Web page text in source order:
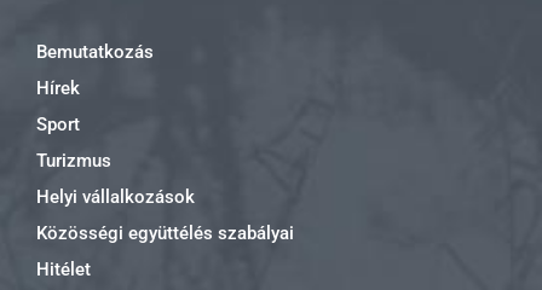
Bemutatkozás
Hírek
Sport
Turizmus
Helyi vállalkozások
Közösségi együttélés szabályai
Hitélet